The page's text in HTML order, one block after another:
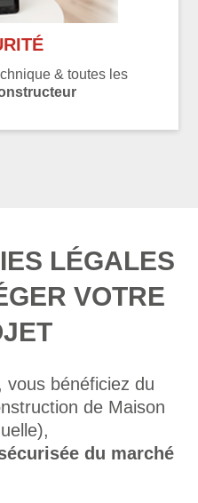
& toutes les
LÉGALES
VOTRE
vous bénéficiez du
de Maison
du marché